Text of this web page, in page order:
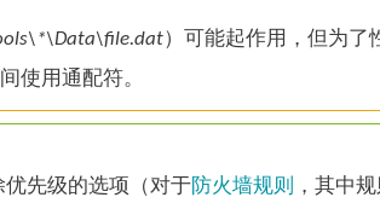
）可能起作用，但为了
使用通配符。
优先级的选项（对于防火墙规则 ，其中